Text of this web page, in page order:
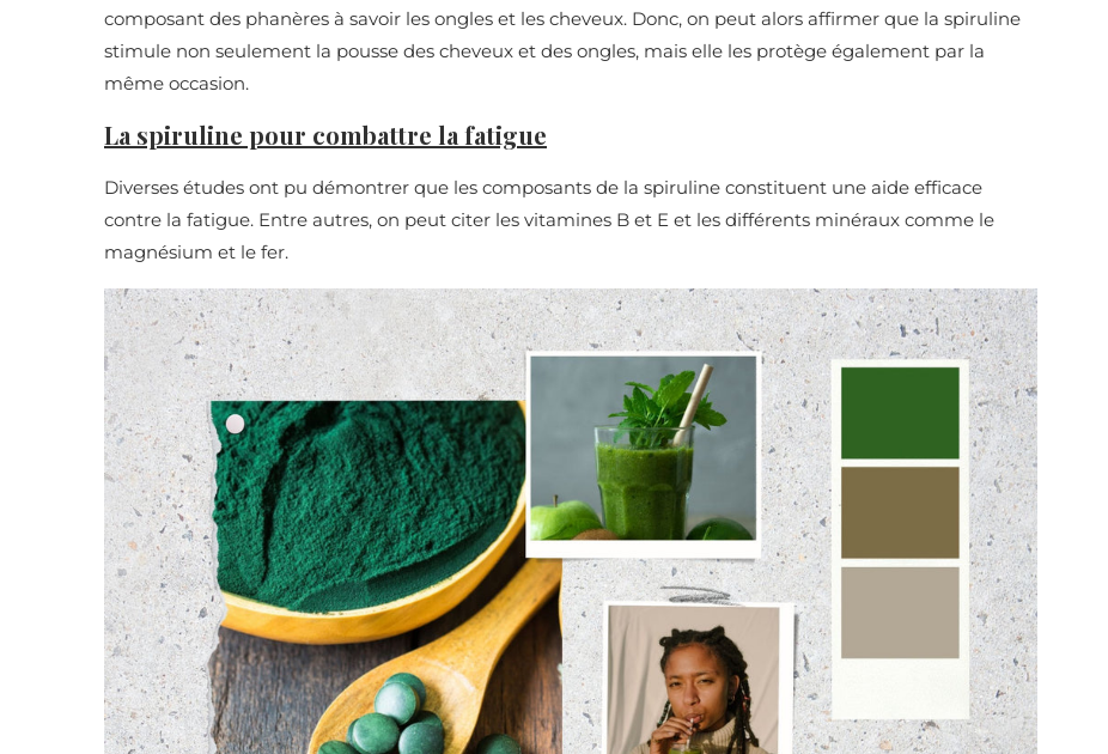
composant des phanères à savoir les ongles et les cheveux. Donc, on peut alors affirmer que la spiruline
stimule non seulement la pousse des cheveux et des ongles, mais elle les protège également par la
même occasion.
La spiruline pour combattre la fatigue
Diverses études ont pu démontrer que les composants de la spiruline constituent une aide efficace
contre la fatigue. Entre autres, on peut citer les vitamines B et E et les différents minéraux comme le
magnésium et le fer.